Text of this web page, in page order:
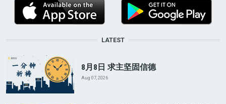
LATEST
8月8日 求主坚固信德
Aug 07, 2026